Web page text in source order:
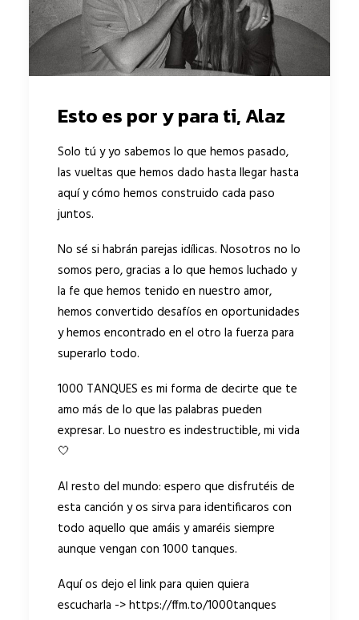
Esto es por y para ti, Alaz
Solo tú y yo sabemos lo que hemos pasado,
las vueltas que hemos dado hasta llegar hasta
aquí y cómo hemos construido cada paso
juntos.
No sé si habrán parejas idílicas. Nosotros no lo
somos pero, gracias a lo que hemos luchado y
la fe que hemos tenido en nuestro amor,
hemos convertido desafíos en oportunidades
y hemos encontrado en el otro la fuerza para
superarlo todo.
1000 TANQUES es mi forma de decirte que te
amo más de lo que las palabras pueden
expresar. Lo nuestro es indestructible, mi vida
🤍
Al resto del mundo: espero que disfrutéis de
esta canción y os sirva para identificaros con
todo aquello que amáis y amaréis siempre
aunque vengan con 1000 tanques.
Aquí os dejo el link para quien quiera
escucharla ->https://ffm.to/1000tanques